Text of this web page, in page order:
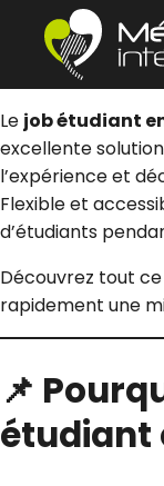
au
contenu
Le job étudiant
excellente
l’expérience et
Flexible et
d’étudiants
Découvrez tout
rapidement une
📌
étudiant
Panneau de